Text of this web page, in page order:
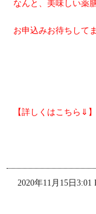
なんと、美味しい薬
お申込みお待ちして
【詳しくはこちら⇓】
2020年11月15日